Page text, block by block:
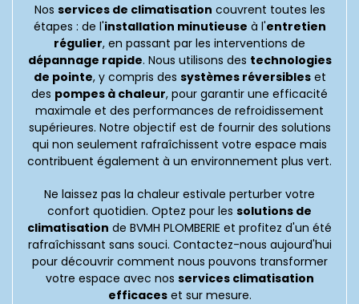
Nos services de climatisation couvrent toutes les
étapes : de l'installation minutieuse à l'entretien
régulier, en passant par les interventions de
dépannage rapide. Nous utilisons des technologies
de pointe, y compris des systèmes réversibleset
des pompes à chaleur, pour garantir une efficacité
maximale et des performances de refroidissement
supérieures. Notre objectif est de fournir des solutions
qui non seulement rafraîchissent votre espace mais
contribuent également à un environnement plus vert.
Ne laissez pas la chaleur estivale perturber votre
confort quotidien. Optez pour les solutions de
climatisation de BVMH PLOMBERIE et profitez d'un été
rafraîchissant sans souci. Contactez-nous aujourd'hui
pour découvrir comment nous pouvons transformer
votre espace avec nos services climatisation
efficaceset sur mesure.